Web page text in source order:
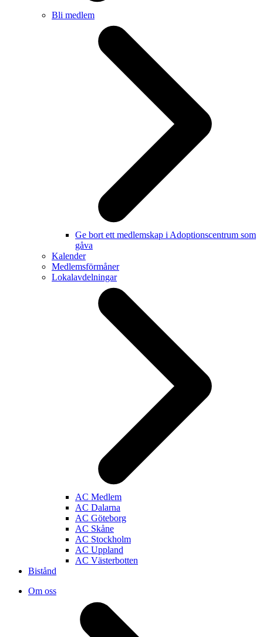
Bli medlem
Ge bort ett medlemskap i Adoptionscentrum som
gåva
Kalender
Medlemsförmåner
Lokalavdelningar
AC Medlem
AC Dalarna
AC Göteborg
AC Skåne
AC Stockholm
AC Uppland
AC Västerbotten
Bistånd
Om oss